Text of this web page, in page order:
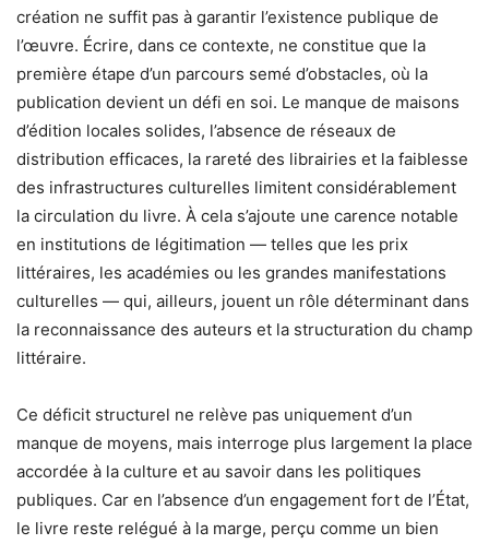
création ne suffit pas à garantir l’existence publique de
l’œuvre. Écrire, dans ce contexte, ne constitue que la
première étape d’un parcours semé d’obstacles, où la
publication devient un défi en soi. Le manque de maisons
d’édition locales solides, l’absence de réseaux de
distribution efficaces, la rareté des librairies et la faiblesse
des infrastructures culturelles limitent considérablement
la circulation du livre. À cela s’ajoute une carence notable
en institutions de légitimation — telles que les prix
littéraires, les académies ou les grandes manifestations
culturelles — qui, ailleurs, jouent un rôle déterminant dans
la reconnaissance des auteurs et la structuration du champ
littéraire.
Ce déficit structurel ne relève pas uniquement d’un
manque de moyens, mais interroge plus largement la place
accordée à la culture et au savoir dans les politiques
publiques. Car en l’absence d’un engagement fort de l’État,
le livre reste relégué à la marge, perçu comme un bien